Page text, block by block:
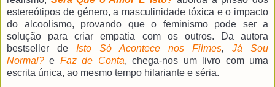
estereótipos de género, a masculinidade tóxica e o impacto
do alcoolismo, provando que o feminismo pode ser a
solução para criar empatia com os outros. Da autora
bestseller de Isto Só Acontece nos Filmes,
Já Sou
Normal? e Faz de Conta, chega-nos um livro com uma
escrita única, ao mesmo tempo hilariante e séria.